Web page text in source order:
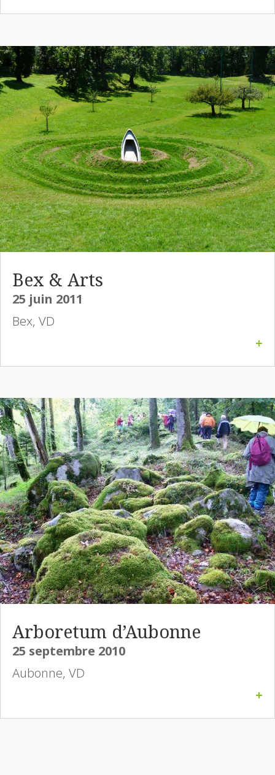
Bex & Arts
25 juin 2011
Bex, VD
+
Arboretum d’Aubonne
25 septembre 2010
Aubonne, VD
+